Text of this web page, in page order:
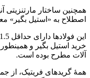
همچنین ساختار مارتنزیتی
اصطلاح به «استیل بگیر»
خرید استیل بگیر و
آلات مطرح بوده است.